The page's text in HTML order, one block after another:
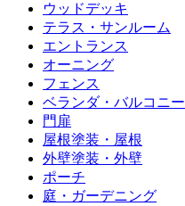
ウッドデッキ
テラス・サンルーム
エントランス
オーニング
フェンス
ベランダ・バルコニー
門扉
屋根塗装・屋根
外壁塗装・外壁
ポーチ
庭・ガーデニング